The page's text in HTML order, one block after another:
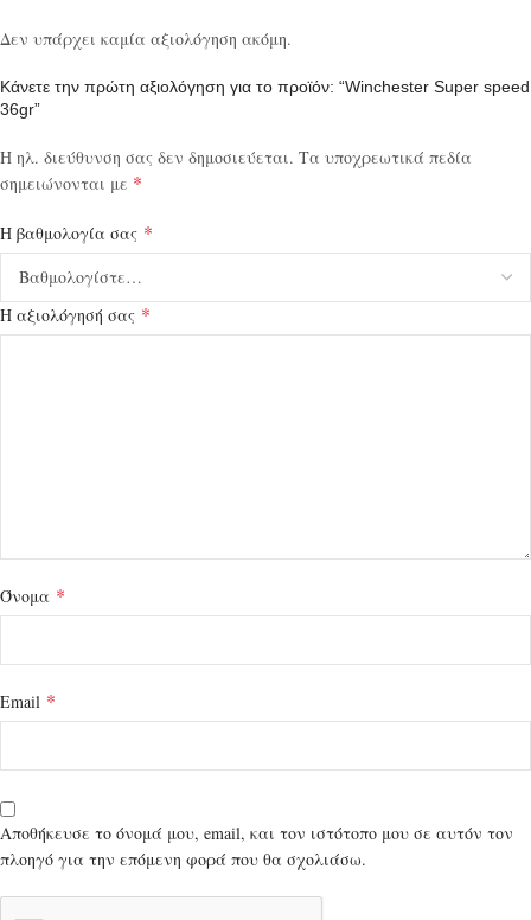
Δεν υπάρχει καμία αξιολόγηση ακόμη.
Κάνετε την πρώτη αξιολόγηση για το προϊόν: “Winchester Super speed
36gr”
Η ηλ. διεύθυνση σας δεν δημοσιεύεται. Τα υποχρεωτικά πεδία
σημειώνονται με *
Η βαθμολογία σας *
Η αξιολόγησή σας *
Όνομα *
Email *
Αποθήκευσε το όνομά μου, email, και τον ιστότοπο μου σε αυτόν τον
πλοηγό για την επόμενη φορά που θα σχολιάσω.